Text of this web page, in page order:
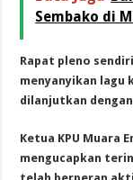
Sembako di
Rapat pleno
menyanyikan lagu
dilanjutkan
Ketua KPU Muara
mengucapkan
telah berperan